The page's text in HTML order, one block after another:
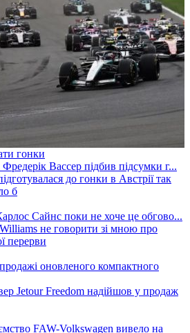
гонки
до гонки в Австрії так
б
не говорити зі мною про
перерви
Jetour Freedom надійшов у продаж